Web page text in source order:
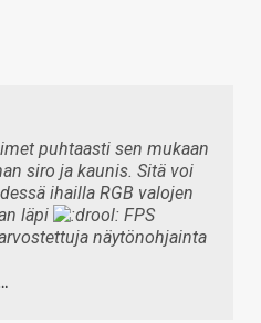
puhtaasti sen mukaan
siro ja kaunis. Sitä voi
ihailla RGB valojen
läpi
FPS
näytönohjainta